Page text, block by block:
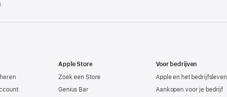
Apple Store
Zoek een Store
Genius Bar
Voor bedrijven
Apple en het bedrijfsleven
Aankopen voor je bedrijf